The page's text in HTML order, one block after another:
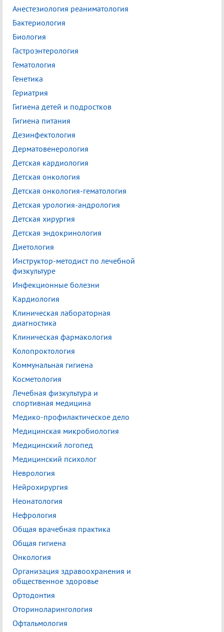
Анестезиология реаниматология
Бактериология
Биология
Гастроэнтерология
Гематология
Генетика
Гериатрия
Гигиена детей и подростков
Гигиена питания
Дезинфектология
Дерматовенерология
Детская кардиология
Детская онкология
Детская онкология-гематология
Детская урология-андрология
Детская хирургия
Детская эндокринология
Диетология
Инструктор-методист по лечебной
физкультуре
Инфекционные болезни
Кардиология
Клиническая лабораторная
диагностика
Клиническая фармакология
Колопроктология
Коммунальная гигиена
Косметология
Лечебная физкультура и
спортивная медицина
Медико-профилактическое дело
Медицинская микробиология
Медицинский логопед
Медицинский психолог
Неврология
Нейрохирургия
Неонатология
Нефрология
Общая врачебная практика
Общая гигиена
Онкология
Организация здравоохранения и
общественное здоровье
Ортодонтия
Оториноларингология
Офтальмология